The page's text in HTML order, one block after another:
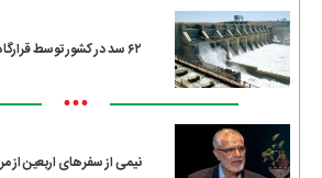
۶۲ سد در کشور توسط قرارگاه خاتم احداث شده است
•••
نیمی از سفرهای اربعین از